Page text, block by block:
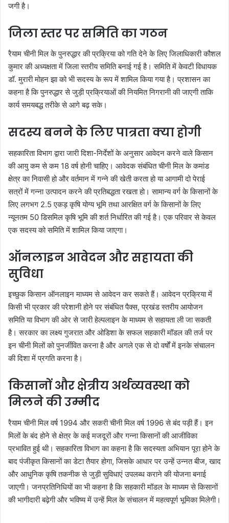
जगी है।
जिला स्तर पर समिति का गठन
रैयाम चीनी मिल के पुनरुद्धार की प्रक्रिया को गति देने के लिए जिलाधिकारी कौशल
कुमार की अध्यक्षता में जिला स्तरीय समिति बनाई गई है। समिति में केवटी विधायक
डॉ. मुरारी मोहन झा को भी सदस्य के रूप में शामिल किया गया है। प्रशासन का
कहना है कि पुनरुद्धार से जुड़ी प्रक्रियाओं की नियमित निगरानी की जाएगी ताकि
कार्य समयबद्ध तरीके से आगे बढ़ सके।
सदस्य बनने के लिए पात्रता क्या होगी
सहकारिता विभाग द्वारा जारी दिशा-निर्देशों के अनुसार आवेदन करने वाले किसान
की आयु कम से कम 18 वर्ष होनी चाहिए। आवेदक संबंधित चीनी मिल के कमांड
क्षेत्र का निवासी हो और वर्तमान में गन्ने की खेती करता हो या आगामी दो पेराई
सत्रों में गन्ना उत्पादन करने की प्रतिबद्धता रखता हो। सामान्य वर्ग के किसानों के
लिए लगभग 2.5 एकड़ कृषि योग्य भूमि तथा आरक्षित वर्ग के किसानों के लिए
न्यूनतम 50 डिसमिल कृषि भूमि की शर्त निर्धारित की गई है। एक परिवार से केवल
एक सदस्य को समिति में शामिल किया जाएगा।
ऑनलाइन आवेदन और सहायता की
सुविधा
इच्छुक किसान ऑनलाइन माध्यम से आवेदन कर सकते हैं। आवेदन प्रक्रिया में
किसी भी प्रकार की परेशानी होने पर संबंधित पैक्स, प्रखंड स्तरीय आयोजन
समिति या विभाग की ओर से जारी हेल्पलाइन के माध्यम से सहायता ली जा सकती
है। सरकार का लक्ष्य गुजरात और ओडिशा के सफल सहकारी मॉडल की तर्ज पर
इन चीनी मिलों को पुनर्जीवित करना है और अगले एक से दो वर्षों में इनके संचालन
की दिशा में प्रगति करना है।
किसानों और क्षेत्रीय अर्थव्यवस्था को
मिलने की उम्मीद
रैयाम चीनी मिल वर्ष 1994 और सकरी चीनी मिल वर्ष 1996 से बंद पड़ी हैं। इन
मिलों के बंद होने से क्षेत्र के कई मजदूरों और गन्ना किसानों की आजीविका
प्रभावित हुई थी। सहकारिता विभाग का कहना है कि सदस्यता अभियान पूरा होने के
बाद पंजीकृत किसानों का डेटा तैयार होगा, जिसके आधार पर उन्हें उन्नत बीज, खाद
और आधुनिक कृषि तकनीक से जुड़ी सुविधाएं उपलब्ध कराने की योजना बनाई
जाएगी। जनप्रतिनिधियों का भी कहना है कि सहकारी मॉडल के माध्यम से किसानों
की भागीदारी बढ़ेगी और भविष्य में उन्हें मिल के संचालन में महत्वपूर्ण भूमिका मिलेगी।